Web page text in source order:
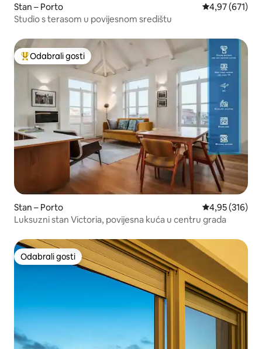
Stan – Porto Prosječna
4,97 (671)
Studio s terasom u povijesnom središtu
Među najviše rangiranima s oznakom „Odabrali gosti”
Odabrali gosti
Stan – Porto Prosječna
4,95 (316)
Luksuzni stan Victoria, povijesna kuća u centru grada
Odabrali gosti
Odabrali gosti